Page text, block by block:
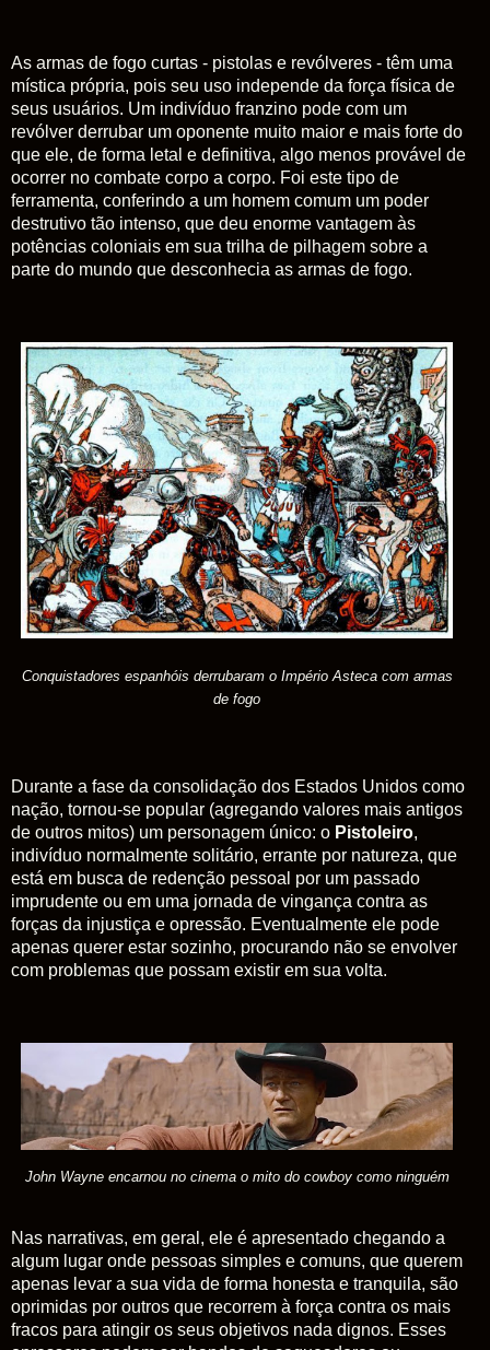
As armas de fogo curtas - pistolas e revólveres - têm uma
mística própria, pois seu uso independe da força física de
seus usuários. Um indivíduo franzino pode com um
revólver derrubar um oponente muito maior e mais forte do
que ele, de forma letal e definitiva, algo menos provável de
ocorrer no combate corpo a corpo. Foi este tipo de
ferramenta, conferindo a um homem comum um poder
destrutivo tão intenso, que deu enorme vantagem às
potências coloniais em sua trilha de pilhagem sobre a
parte do mundo que desconhecia as armas de fogo.
Conquistadores espanhóis derrubaram o Império Asteca com armas
de fogo
Durante a fase da consolidação dos Estados Unidos como
nação, tornou-se popular (agregando valores mais antigos
de outros mitos) um personagem único: o Pistoleiro,
indivíduo normalmente solitário, errante por natureza, que
está em busca de redenção pessoal por um passado
imprudente ou em uma jornada de vingança contra as
forças da injustiça e opressão. Eventualmente ele pode
apenas querer estar sozinho, procurando não se envolver
com problemas que possam existir em sua volta.
John Wayne encarnou no cinema o mito do cowboy como ninguém
Nas narrativas, em geral, ele é apresentado chegando a
algum lugar onde pessoas simples e comuns, que querem
apenas levar a sua vida de forma honesta e tranquila, são
oprimidas por outros que recorrem à força contra os mais
fracos para atingir os seus objetivos nada dignos. Esses